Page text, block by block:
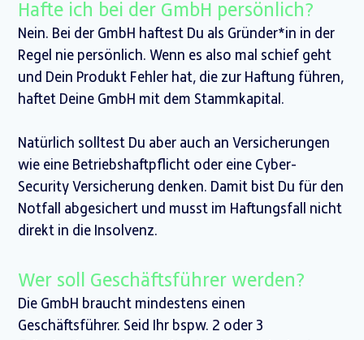
Hafte ich bei der GmbH persönlich?
Nein. Bei der GmbH haftest Du als Gründer*in in der
Regel nie persönlich. Wenn es also mal schief geht
und Dein Produkt Fehler hat, die zur Haftung führen,
haftet Deine GmbH mit dem Stammkapital.
Natürlich solltest Du aber auch an Versicherungen
wie eine Betriebshaftpflicht oder eine Cyber-
Security Versicherung denken. Damit bist Du für den
Notfall abgesichert und musst im Haftungsfall nicht
direkt in die Insolvenz.
Wer soll Geschäftsführer werden?
Die GmbH braucht mindestens einen
Geschäftsführer. Seid Ihr bspw. 2 oder 3